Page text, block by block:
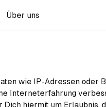
Über uns
wie IP-Adressen oder
Interneterfahrung
hiermit um Erlaubnis,
von 5